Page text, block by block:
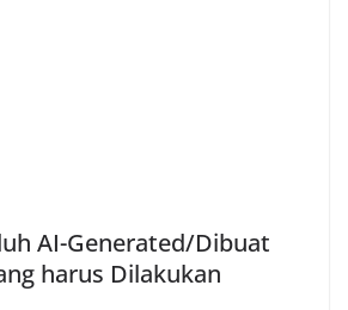
AI-Generated/Dibuat
harus Dilakukan